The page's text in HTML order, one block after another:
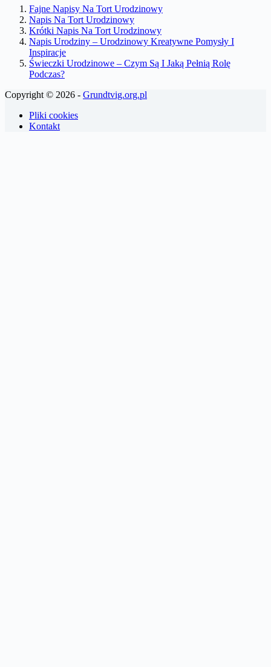
Fajne Napisy Na Tort Urodzinowy
Napis Na Tort Urodzinowy
Krótki Napis Na Tort Urodzinowy
Napis Urodziny – Urodzinowy Kreatywne Pomysły I
Inspiracje
Świeczki Urodzinowe – Czym Są I Jaką Pełnią Rolę
Podczas?
Copyright © 2026 - Grundtvig.org.pl
Pliki cookies
Kontakt